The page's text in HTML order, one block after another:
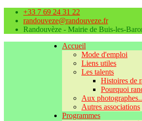
+33 7 69 24 31 22
randouveze@randouveze.fr
Randouvèze - Mairie de Buis-les-
Accueil
Mode d'emploi
Liens utiles
Les talents
Histoires de
Pourquoi
Aux
Autres associations
Programmes